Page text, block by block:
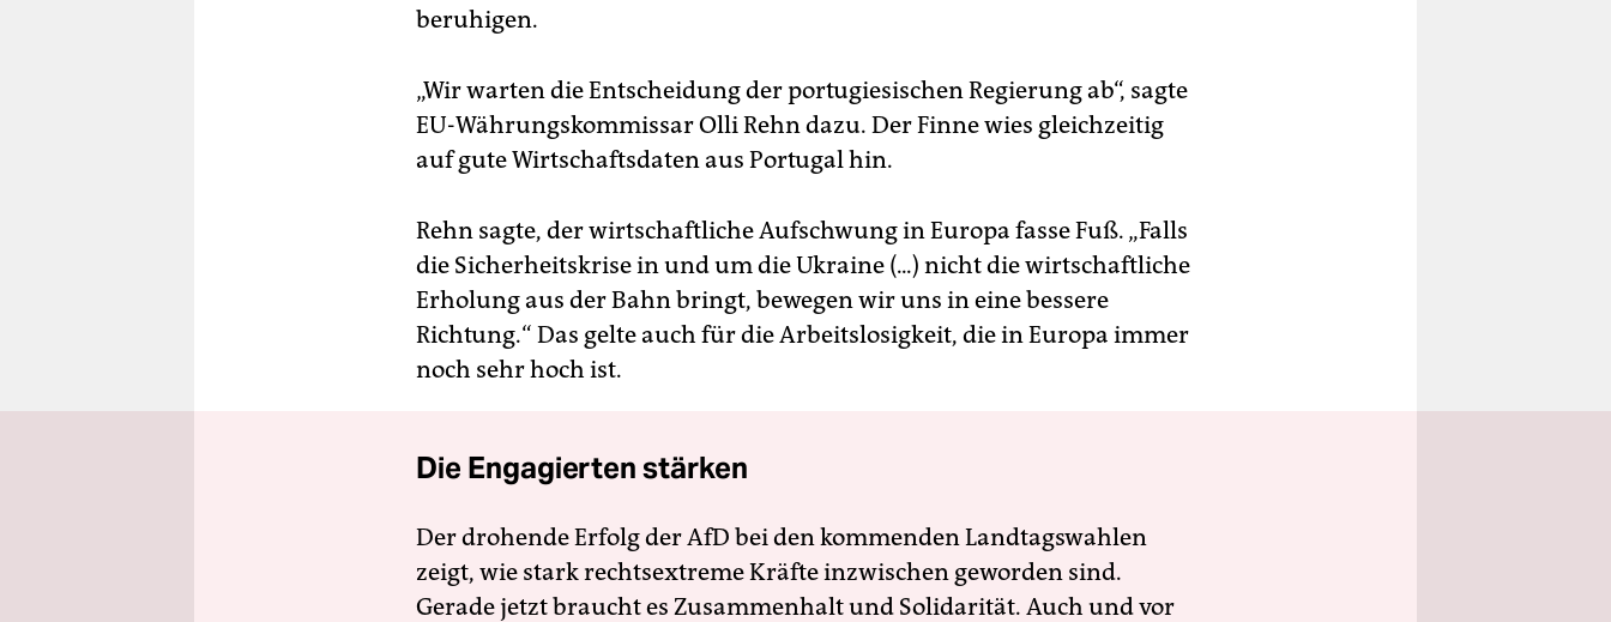
beruhigen.
„Wir warten die Entscheidung der portugiesischen Regierung ab“, sagte
EU-Währungskommissar Olli Rehn dazu. Der Finne wies gleichzeitig
auf gute Wirtschaftsdaten aus Portugal hin.
Rehn sagte, der wirtschaftliche Aufschwung in Europa fasse Fuß. „Falls
die Sicherheitskrise in und um die Ukraine (...) nicht die wirtschaftliche
Erholung aus der Bahn bringt, bewegen wir uns in eine bessere
Richtung.“ Das gelte auch für die Arbeitslosigkeit, die in Europa immer
noch sehr hoch ist.
Die Engagierten stärken
Der drohende Erfolg der AfD bei den kommenden Landtagswahlen
zeigt, wie stark rechtsextreme Kräfte inzwischen geworden sind.
Gerade jetzt braucht es Zusammenhalt und Solidarität. Auch und vor